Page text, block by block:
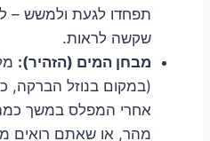
תפחדו לגעת ולמשש –
שקשה לראות.
מבחן המים (הזהיר):
(במקום בנוזל הברקה,
אחרי המפלס במשך
מהר, או שאתם רואים